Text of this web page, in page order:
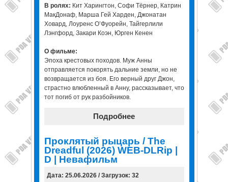
В ролях: Кит Харингтон, Софи Тёрнер, Катрин
МакДонаф, Марша Гей Харден, Джонатан
Ховард, Лоуренс О’Фуорейн, Тайгерлили
Лэнгфорд, Закари Коэн, Юрген Кенен
О фильме:
Эпоха крестовых походов. Муж Анны
отправляется покорять дальние земли, но не
возвращается из боя. Его верный друг Джон,
страстно влюбленный в Анну, рассказывает, что
тот погиб от рук разбойников.
Подробнее
Проклятый рыцарь / The
Dreadful (2026) WEB-DLRip |
D | Невафильм
Дата: 25.06.2026 / Загрузок: 32